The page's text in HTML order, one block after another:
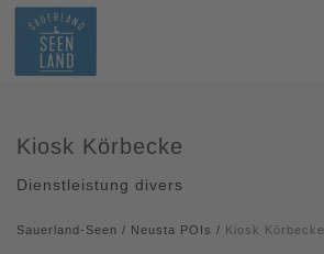
Kiosk Körbecke
Dienstleistung divers
Sauerland-Seen / Neusta POIs / Kiosk Körbecke